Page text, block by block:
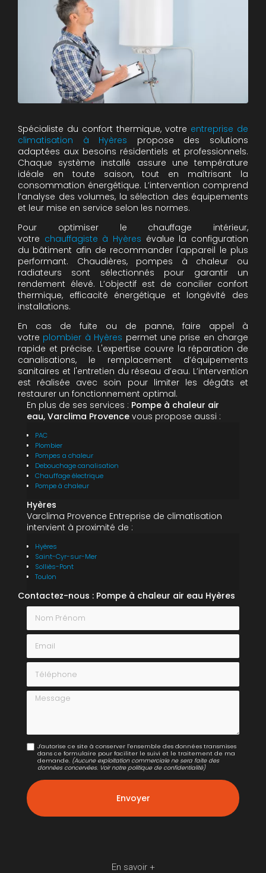
Spécialiste du confort thermique, votre entreprise de
climatisation à Hyères propose des solutions
adaptées aux besoins résidentiels et professionnels.
Chaque système installé assure une température
idéale en toute saison, tout en maîtrisant la
consommation énergétique. L’intervention comprend
l’analyse des volumes, la sélection des équipements
et leur mise en service selon les normes.
Pour optimiser le chauffage intérieur,
votre chauffagiste à Hyères évalue la configuration
du bâtiment afin de recommander l'appareil le plus
performant. Chaudières, pompes à chaleur ou
radiateurs sont sélectionnés pour garantir un
rendement élevé. L’objectif est de concilier confort
thermique, efficacité énergétique et longévité des
installations.
En cas de fuite ou de panne, faire appel à
votre plombier à Hyères permet une prise en charge
rapide et précise. L'expertise couvre la réparation de
canalisations, le remplacement d’équipements
sanitaires et l'entretien du réseau d’eau. L’intervention
est réalisée avec soin pour limiter les dégâts et
restaurer un fonctionnement optimal.
En plus de ses services : Pompe à chaleur air
eau, Varclima Provence vous propose aussi :
PAC
Plombier
Pompes a chaleur
Debouchage canalisation
Chauffage électrique
Pompe à chaleur
Hyères
Varclima Provence Entreprise de climatisation
intervient à proximité de :
Hyères
Saint-Cyr-sur-Mer
Solliès-Pont
Toulon
Contactez-nous : Pompe à chaleur air eau Hyères
Nom Prénom
Email
Téléphone
Message
J'autorise ce site à conserver l'ensemble des données transmises
dans ce formulaire pour faciliter le suivi et le traitement de ma
demande. (Aucune exploitation commerciale ne sera faite des
données concervées. Voir notrepolitique de confidentialité)
En savoir +